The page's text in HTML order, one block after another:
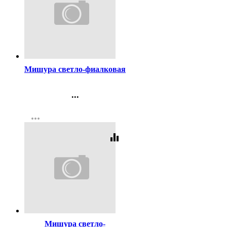
Мишура светло-фиалковая
...
Регистрация
more_horiz
equalizer
Мишура светло-